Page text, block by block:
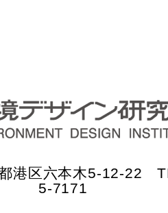
港区六本木5-12-22
5-7171